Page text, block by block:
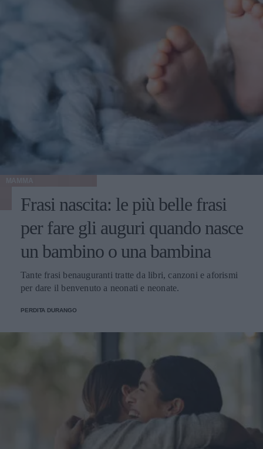
Frasi nascita: le più belle frasi
per fare gli auguri quando nasce
un bambino o una bambina
Tante frasi benauguranti tratte da libri, canzoni e aforismi
per dare il benvenuto a neonati e neonate.
PERDITA DURANGO